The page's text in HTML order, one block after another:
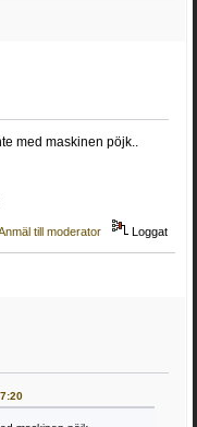
med maskinen pöjk..
till moderator Loggat